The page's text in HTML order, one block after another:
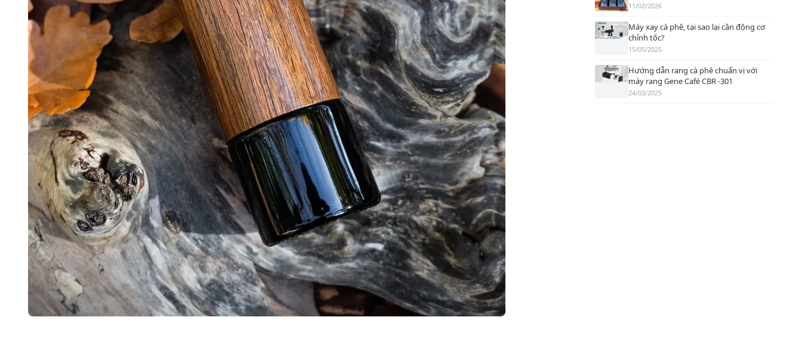
11/02/2026
Máy xay cà phê, tại sao lại cần động cơ
chỉnh tốc?
15/05/2025
Hướng dẫn rang cà phê chuẩn vị với
máy rang Gene Café CBR -301
24/03/2025